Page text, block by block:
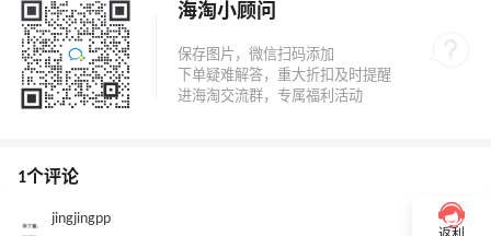
海淘小顾问
1个评论
jingjingpp
0